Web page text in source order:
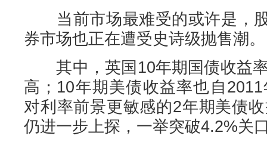
当前市场最难受的或许是，
券市场也正在遭受史诗级抛售潮。
其中，英国10年期国债收益率
高；10年期美债收益率也自
对利率前景更敏感的2年期美债
仍进一步上探，一举突破4.2%关